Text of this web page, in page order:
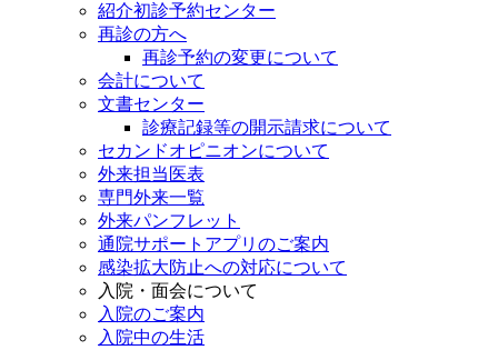
紹介初診予約センター
再診の方へ
再診予約の変更について
会計について
文書センター
診療記録等の開示請求について
セカンドオピニオンについて
外来担当医表
専門外来一覧
外来パンフレット
通院サポートアプリのご案内
感染拡大防止への対応について
入院・面会について
入院のご案内
入院中の生活